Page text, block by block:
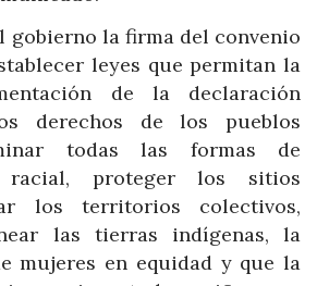
gobierno la firma del convenio
leyes que permitan la
de la declaración
derechos de los pueblos
todas las formas de
racial, proteger los sitios
los territorios colectivos,
las tierras indígenas, la
mujeres en equidad y que la